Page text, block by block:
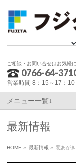
ご相談・お問い合せはお気軽
0766-64-
営業時間 8：15～17：
メニュー一覧↓
最新情報
HOME » 最新情報 » 悪あが